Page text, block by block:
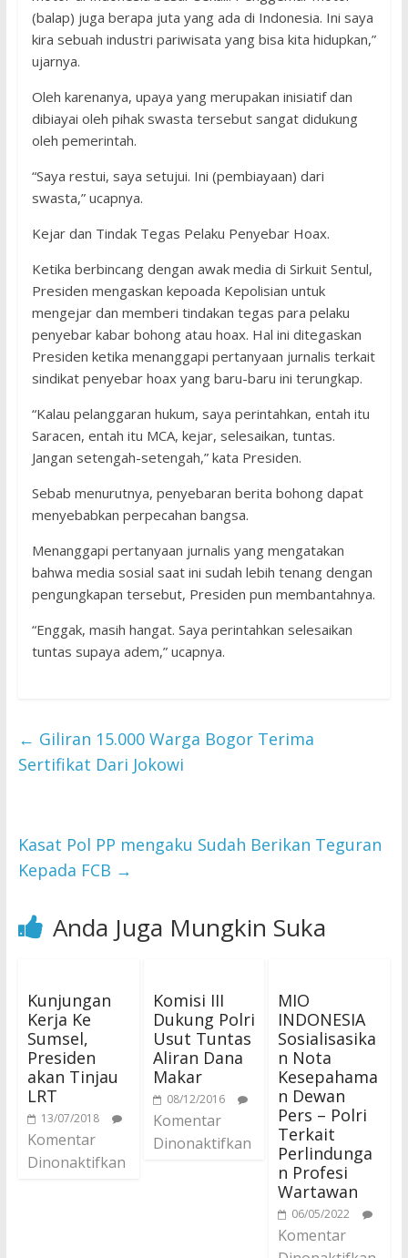
(balap) juga berapa juta yang ada di Indonesia. Ini saya
kira sebuah industri pariwisata yang bisa kita hidupkan,”
ujarnya.
Oleh karenanya, upaya yang merupakan inisiatif dan
dibiayai oleh pihak swasta tersebut sangat didukung
oleh pemerintah.
“Saya restui, saya setujui. Ini (pembiayaan) dari
swasta,” ucapnya.
Kejar dan Tindak Tegas Pelaku Penyebar Hoax.
Ketika berbincang dengan awak media di Sirkuit Sentul,
Presiden mengaskan kepoada Kepolisian untuk
mengejar dan memberi tindakan tegas para pelaku
penyebar kabar bohong atau hoax. Hal ini ditegaskan
Presiden ketika menanggapi pertanyaan jurnalis terkait
sindikat penyebar hoax yang baru-baru ini terungkap.
“Kalau pelanggaran hukum, saya perintahkan, entah itu
Saracen, entah itu MCA, kejar, selesaikan, tuntas.
Jangan setengah-setengah,” kata Presiden.
Sebab menurutnya, penyebaran berita bohong dapat
menyebabkan perpecahan bangsa.
Menanggapi pertanyaan jurnalis yang mengatakan
bahwa media sosial saat ini sudah lebih tenang dengan
pengungkapan tersebut, Presiden pun membantahnya.
“Enggak, masih hangat. Saya perintahkan selesaikan
tuntas supaya adem,” ucapnya.
← Giliran 15.000 Warga Bogor Terima
Sertifikat Dari Jokowi
Kasat Pol PP mengaku Sudah Berikan Teguran
Kepada FCB →
Anda Juga Mungkin Suka
Kunjungan
Kerja Ke
Sumsel,
Presiden
akan Tinjau
LRT
13/07/2018
Komentar
Dinonaktifkan
Komisi III
Dukung Polri
Usut Tuntas
Aliran Dana
Makar
08/12/2016
Komentar
Dinonaktifkan
MIO
INDONESIA
Sosialisasika
n Nota
Kesepahama
n Dewan
Pers – Polri
Terkait
Perlindunga
n Profesi
Wartawan
06/05/2022
Komentar